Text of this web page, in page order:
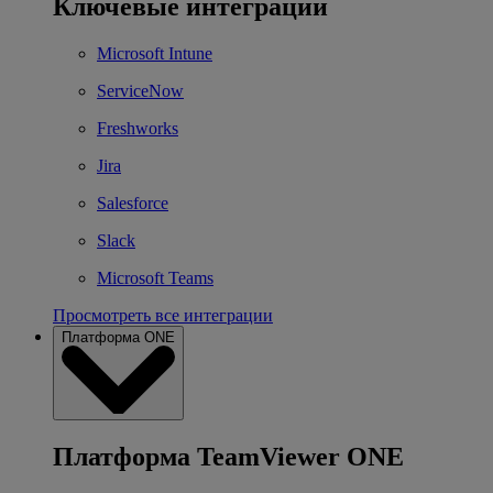
Ключевые интеграции
Microsoft Intune
ServiceNow
Freshworks
Jira
Salesforce
Slack
Microsoft Teams
Просмотреть все интеграции
Платформа ONE
Платформа TeamViewer ONE